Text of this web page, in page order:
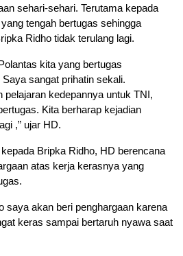
sehari-sehari. Terutama kepada
tengah bertugas sehingga
Ridho tidak terulang lagi.
kita yang bertugas
sangat prihatin sekali.
pelajaran kedepannya untuk TNI,
Kita berharap kejadian
,” ujar HD.
Bripka Ridho, HD berencana
atas kerja kerasnya yang
saya akan beri penghargaan karena
keras sampai bertaruh nyawa saat